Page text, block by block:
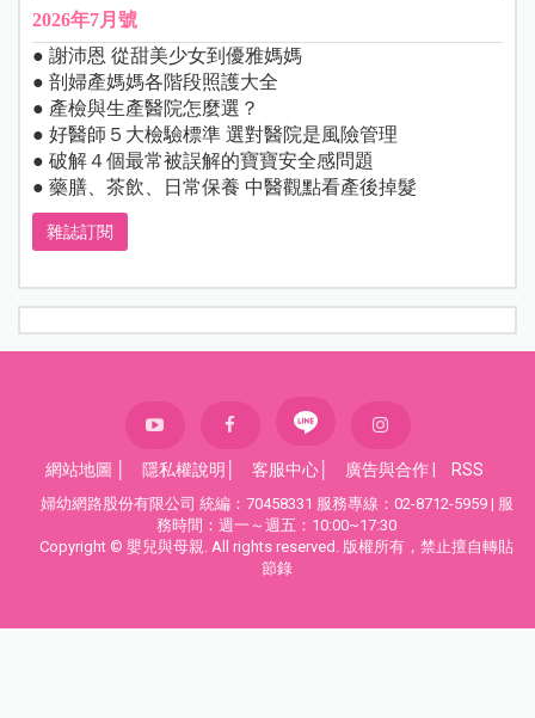
2026年7月號
● 謝沛恩 從甜美少女到優雅媽媽
● 剖婦產媽媽各階段照護大全
● 產檢與生產醫院怎麼選？
● 好醫師５大檢驗標準 選對醫院是風險管理
● 破解４個最常被誤解的寶寶安全感問題
● 藥膳、茶飲、日常保養 中醫觀點看產後掉髮
雜誌訂閱
網站地圖 隱私權說明 客服中心 廣告與合作 RSS
婦幼網路股份有限公司 統編：70458331 服務專線：02-8712-5959 | 服
務時間：週一～週五：10:00~17:30
Copyright © 嬰兒與母親. All rights reserved. 版權所有，禁止擅自轉貼
節錄